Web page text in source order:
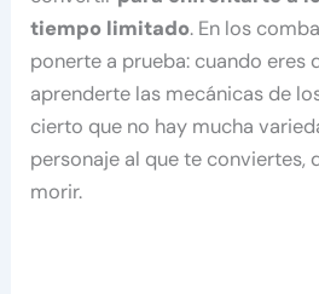
tiempo limitado. En los
ponerte a prueba: cuando eres
aprenderte las mecánicas de
cierto que no hay mucha
personaje al que te conviertes,
morir.